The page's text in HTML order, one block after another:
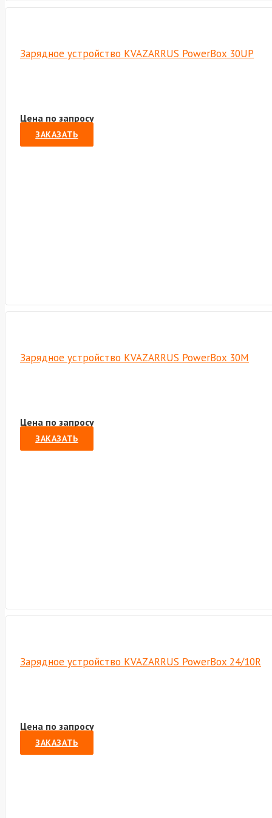
Зарядное устройство KVAZARRUS PowerBox 30UP
Цена по запросу
ЗАКАЗАТЬ
Зарядное устройство KVAZARRUS PowerBox 30M
Цена по запросу
ЗАКАЗАТЬ
Зарядное устройство KVAZARRUS PowerBox 24/10R
Цена по запросу
ЗАКАЗАТЬ